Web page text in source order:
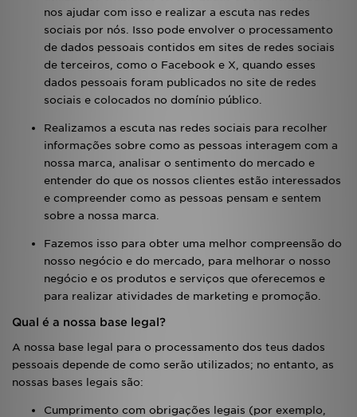
nos ajudar com isso e realizar a escuta nas redes
sociais por nós. Isso pode envolver o processamento
de dados pessoais contidos em sites de redes sociais
de terceiros, como o Facebook e X, quando esses
dados pessoais foram publicados no site de redes
sociais e colocados no domínio público.
Realizamos a escuta nas redes sociais para recolher
informações sobre como as pessoas interagem com a
nossa marca, analisar o sentimento do mercado e
entender do que os nossos clientes estão interessados
e compreender como as pessoas pensam e sentem
sobre a nossa marca.
Fazemos isso para obter uma melhor compreensão do
nosso negócio e do mercado, para melhorar o nosso
negócio e os produtos e serviços que oferecemos e
para realizar atividades de marketing e promoção.
Qual é a nossa base legal?
A nossa base legal para o processamento dos teus dados
pessoais depende de como serão utilizados; no entanto, as
nossas bases legais são:
Cumprimento com obrigações legais (por exemplo,